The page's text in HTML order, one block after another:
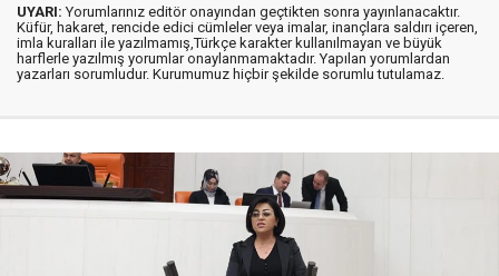
UYARI: Yorumlarınız editör onayından geçtikten sonra yayınlanacaktır.
Küfür, hakaret, rencide edici cümleler veya imalar, inançlara saldırı içeren,
imla kuralları ile yazılmamış,Türkçe karakter kullanılmayan ve büyük
harflerle yazılmış yorumlar onaylanmamaktadır. Yapılan yorumlardan
yazarları sorumludur. Kurumumuz hiçbir şekilde sorumlu tutulamaz.